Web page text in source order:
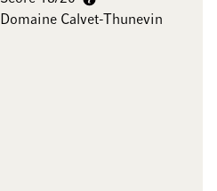
Domaine Calvet-Thunevin